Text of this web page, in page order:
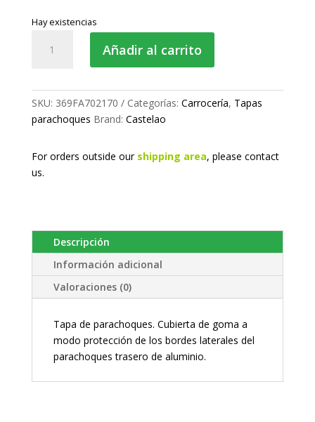
Hay existencias
Añadir al carrito
SKU: 369FA702170 Categorías: Carrocería, Tapas
parachoques Brand: Castelao
For orders outside our shipping area, please contact
us.
Descripción
Información adicional
Valoraciones (0)
Tapa de parachoques. Cubierta de goma a
modo protección de los bordes laterales del
parachoques trasero de aluminio.